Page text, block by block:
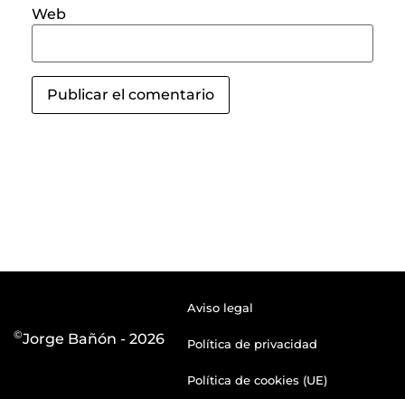
Web
©Jorge Bañón - 2026
Aviso legal
Política de privacidad
Política de cookies (UE)